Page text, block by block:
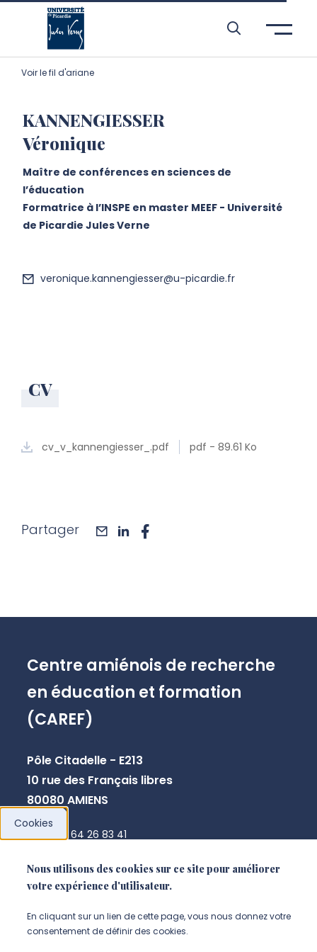
Aller à l’entête de page
Aller au menu principale
Aller au contenu principal
Aller à la recherche
Passer aux cookies
Aller au pied de page
Voir le fil d'ariane
KANNENGIESSER
Véronique
Maître de conférences en sciences de
l’éducation
Formatrice à l’INSPE en master MEEF - Université
de Picardie Jules Verne
veronique.kannengiesser@u-picardie.fr
CV
cv_v_kannengiesser_.pdf pdf - 89.61 Ko
Partager maillinkedin
Centre amiénois de recherche
en éducation et formation
(CAREF)
Pôle Citadelle - E213
10 rue des Français libres
80080 AMIENS
+33 3 64 26 83 41
NOUS CONTACTER
Cookies
Nous utilisons des cookies sur ce site pour améliorer
votre expérience d'utilisateur.
En cliquant sur un lien de cette page, vous nous donnez votre
consentement de définir des cookies.